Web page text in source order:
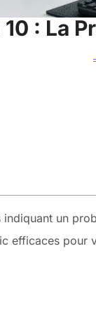
10 : La
un
efficaces pour